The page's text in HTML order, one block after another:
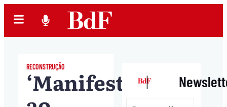
RECONSTRUÇÃO
‘Manifesto |